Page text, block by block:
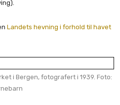
Landets hevning i forhold til havet
i Bergen, fotografert i 1939. Foto: